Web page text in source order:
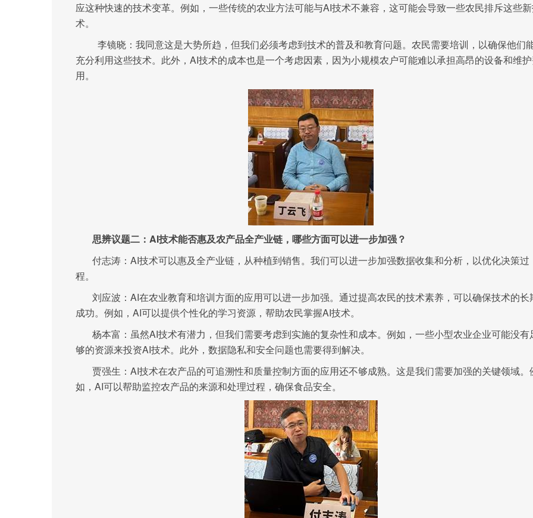
应这种快速的技术变革。例如，一些传统的农业方法可能与AI技术不兼容，这可能会导致一些农民排斥这些
术。
李镜晓：我同意这是大势所趋，但我们必须考虑到技术的普及和教育问题。农民需要培训，以确保他们
充分利用这些技术。此外，AI技术的成本也是一个考虑因素，因为小规模农户可能难以承担高昂的设备和维
用。
思辨议题二：AI技术能否惠及农产品全产业链，哪些方面可以进一步加强？
付志涛：AI技术可以惠及全产业链，从种植到销售。我们可以进一步加强数据收集和分析，以优化决策过
程。
刘应波：AI在农业教育和培训方面的应用可以进一步加强。通过提高农民的技术素养，可以确保技术的长
成功。例如，AI可以提供个性化的学习资源，帮助农民掌握AI技术。
杨本富：虽然AI技术有潜力，但我们需要考虑到实施的复杂性和成本。例如，一些小型农业企业可能没有
够的资源来投资AI技术。此外，数据隐私和安全问题也需要得到解决。
贾强生：AI技术在农产品的可追溯性和质量控制方面的应用还不够成熟。这是我们需要加强的关键领域。
如，AI可以帮助监控农产品的来源和处理过程，确保食品安全。